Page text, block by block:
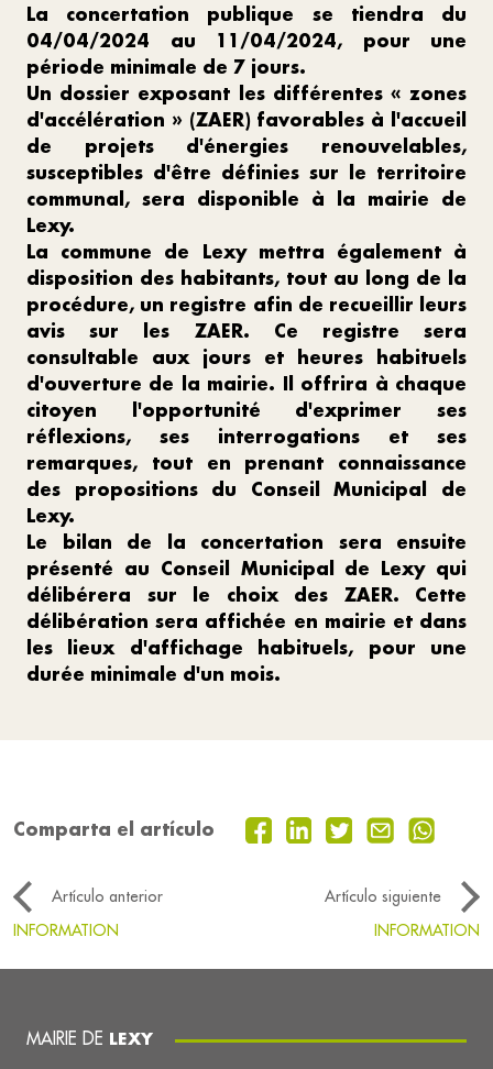
La concertation publique se tiendra du
04/04/2024 au 11/04/2024, pour une
période minimale de 7 jours.
Un dossier exposant les différentes « zones
d'accélération » (ZAER) favorables à l'accueil
de projets d'énergies renouvelables,
susceptibles d'être définies sur le territoire
communal, sera disponible à la mairie de
Lexy.
La commune de Lexy mettra également à
disposition des habitants, tout au long de la
procédure, un registre afin de recueillir leurs
avis sur les ZAER. Ce registre sera
consultable aux jours et heures habituels
d'ouverture de la mairie. Il offrira à chaque
citoyen l'opportunité d'exprimer ses
réflexions, ses interrogations et ses
remarques, tout en prenant connaissance
des propositions du Conseil Municipal de
Lexy.
Le bilan de la concertation sera ensuite
présenté au Conseil Municipal de Lexy qui
délibérera sur le choix des ZAER. Cette
délibération sera affichée en mairie et dans
les lieux d'affichage habituels, pour une
durée minimale d'un mois.
Comparta el artículo
Artículo anterior
Artículo siguiente
INFORMATION
INFORMATION
MAIRIE DE LEXY